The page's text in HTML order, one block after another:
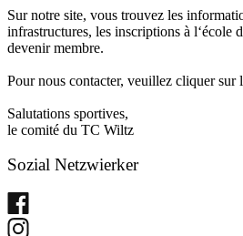
Sur notre site, vous trouvez les
infrastructures, les inscriptions à l‘école
devenir membre.
Pour nous contacter, veuillez cliquer sur
Salutations sportives,
le comité du TC Wiltz
Sozial Netzwierker